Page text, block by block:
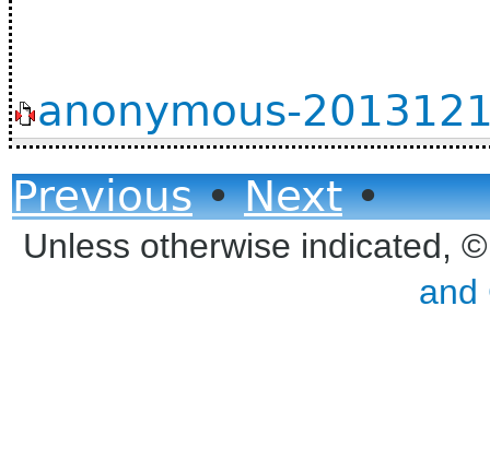
anonymous-
Previous•Next•
Unless otherwise indicated,
and